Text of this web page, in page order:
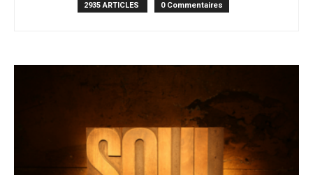
AFF
2935 ARTICLES 0 Commentaires